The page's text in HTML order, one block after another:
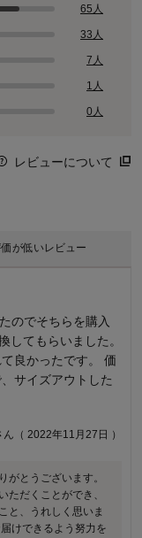
65人
33人
7人
1人
0人
レビューについて
が低いレビュー
のでそちらを購入
してもらいました。
良かったです。 価
サイズアウトした
（ 2022年11月27日 ）
がとうございます。
ただくことができ、
と、うれしく思いま
けできるよう努力を
た。黒のニットベ
ので160サイズにし
きい。今の子供っ
す。
（ 2022年04月13日 ）
がとうございます。
ず、お届けした商品
に申し訳ございませ
けできるよう努力を